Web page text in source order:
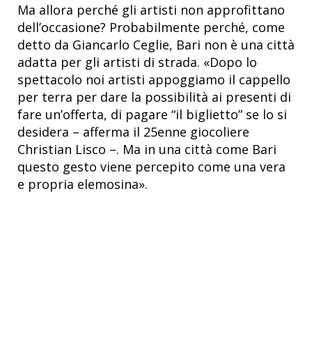
Ma allora perché gli artisti non approfittano
dell’occasione? Probabilmente perché, come
detto da Giancarlo Ceglie, Bari non è una città
adatta per gli artisti di strada. «Dopo lo
spettacolo noi artisti appoggiamo il cappello
per terra per dare la possibilità ai presenti di
fare un’offerta, di pagare “il biglietto” se lo si
desidera – afferma il 25enne giocoliere
Christian Lisco –. Ma in una città come Bari
questo gesto viene percepito come una vera
e propria elemosina».